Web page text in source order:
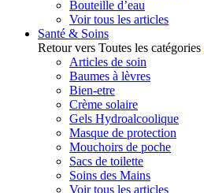
Bouteille d’eau
Voir tous les articles
Santé & Soins
Retour vers Toutes les catégories
Articles de soin
Baumes à lèvres
Bien-etre
Crème solaire
Gels Hydroalcoolique
Masque de protection
Mouchoirs de poche
Sacs de toilette
Soins des Mains
Voir tous les articles